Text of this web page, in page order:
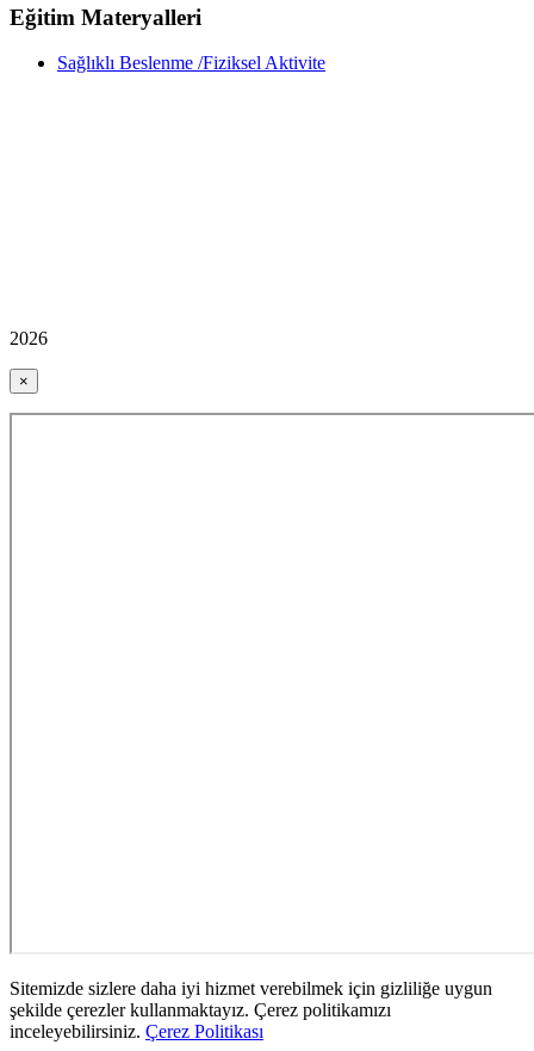
Eğitim Materyalleri
Sağlıklı Beslenme /Fiziksel Aktivite
2026
×
Sitemizde sizlere daha iyi hizmet verebilmek için gizliliğe uygun
şekilde çerezler kullanmaktayız. Çerez politikamızı
inceleyebilirsiniz. Çerez Politikası